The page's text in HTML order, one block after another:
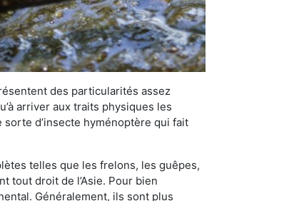
des particularités assez
arriver aux traits physiques les
d’insecte hyménoptère qui fait
telles que les frelons, les guêpes,
tout droit de l’Asie. Pour bien
Généralement, ils sont plus